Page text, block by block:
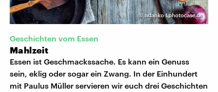
©ndanko I photocase.de
Geschichten vom Essen
Mahlzeit
Essen ist Geschmackssache. Es kann ein Genuss
sein, eklig oder sogar ein Zwang. In der Einhundert
mit Paulus Müller servieren wir euch drei Geschichten